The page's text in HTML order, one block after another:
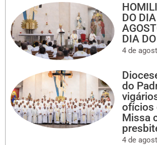
DO
DIA
4 de
do
ofícios
Missa
4 de